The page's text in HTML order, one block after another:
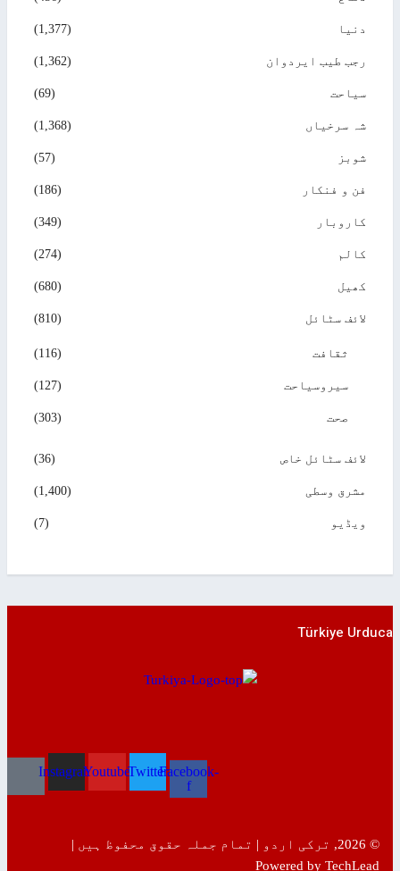
دنیا (1,377)
رجب طیب ایردوان (1,362)
سیاحت (69)
شہ سرخیاں (1,368)
شوبز (57)
فن و فنکار (186)
کاروبار (349)
کالم (274)
کھیل (680)
لائف سٹائل (810)
ثقافت (116)
سیروسیاحت (127)
صحت (303)
لائف سٹائل خاص (36)
مشرق وسطی (1,400)
ویڈیو (7)
Türkiye Urduca
Facebook-
f
Twitter
Youtube
Instagram
© 2026, ترکی اردو | تمام جملہ حقوق محفوظ ہیں |
Powered by TechLead